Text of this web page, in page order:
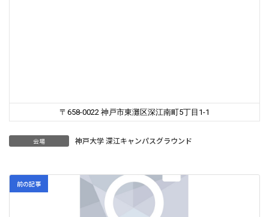
〒658-0022 神戸市東灘区深江南町5丁目1-1
会場 神戸大学 深江キャンパスグラウンド
前の記事